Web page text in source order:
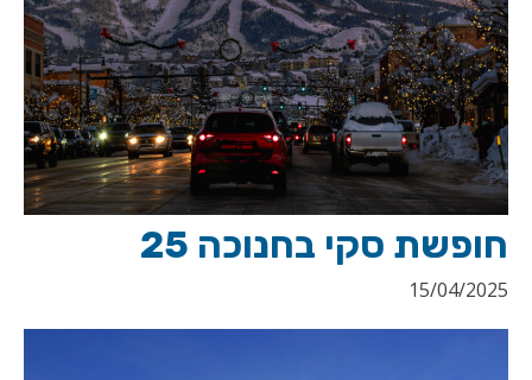
חופשת סקי בחנוכה 25
15/04/2025